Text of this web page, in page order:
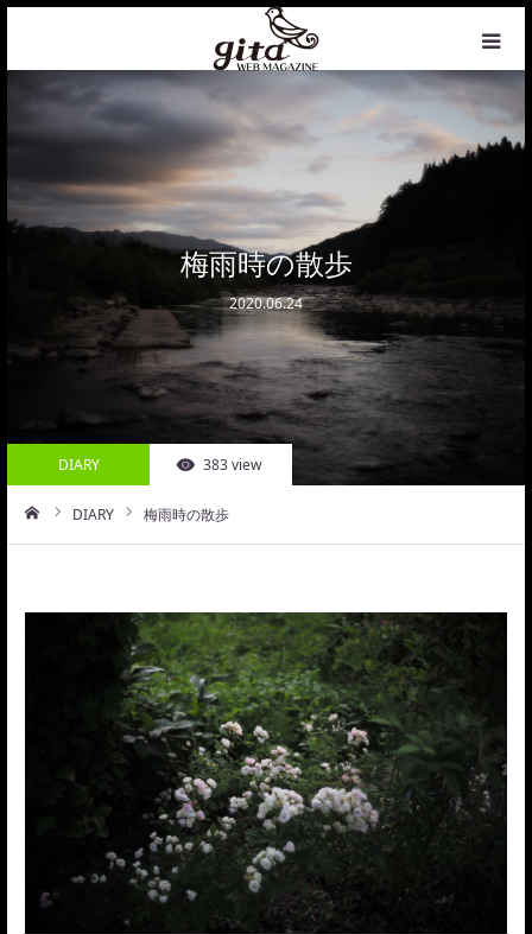
梅雨時の散歩
2020.06.24
DIARY 383 view
DIARY 梅雨時の散歩
HOME
WEB MAGAZINE
COFFEE
PHOTO&DESIGN
PROFILE
CONTACT